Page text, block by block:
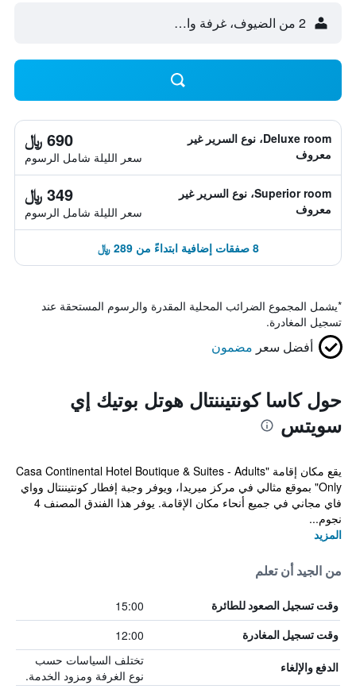
2 من الضيوف، غرفة واحدة
Deluxe room، نوع السرير غير
معروف
690 ﷼
سعر الليلة شامل الرسوم
Superior room، نوع السرير غير
معروف
349 ﷼
سعر الليلة شامل الرسوم
8 صفقات إضافية ابتداءً من 289 ﷼
*يشمل المجموع الضرائب المحلية المقدرة والرسوم المستحقة عند
تسجيل المغادرة.
أفضل سعر مضمون
حول كاسا كونتيننتال هوتل بوتيك إي
سويتس
يقع مكان إقامة "Casa Continental Hotel Boutique & Suites - Adults
Only" بموقع مثالي في مركز ميريدا، ويوفر وجبة إفطار كونتيننتال وواي
فاي مجاني في جميع أنحاء مكان الإقامة. يوفر هذا الفندق المصنف 4
نجوم...
المزيد
من الجيد أن تعلم
وقت تسجيل الصعود للطائرة 15:00
وقت تسجيل المغادرة 12:00
الدفع والإلغاء
تختلف السياسات حسب
نوع الغرفة ومزود الخدمة.